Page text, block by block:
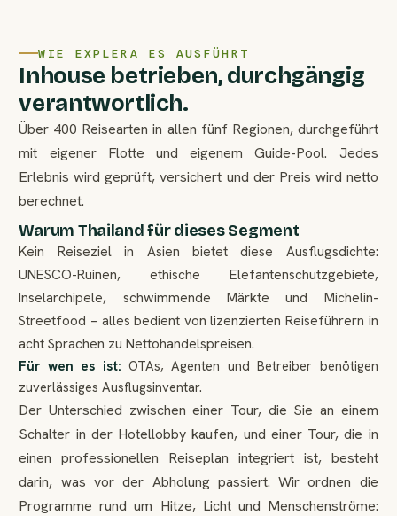
WIE EXPLERA ES AUSFÜHRT
Inhouse betrieben, durchgängig
verantwortlich.
Über 400 Reisearten in allen fünf Regionen, durchgeführt
mit eigener Flotte und eigenem Guide-Pool. Jedes
Erlebnis wird geprüft, versichert und der Preis wird netto
berechnet.
Warum Thailand für dieses Segment
Kein Reiseziel in Asien bietet diese Ausflugsdichte:
UNESCO-Ruinen, ethische Elefantenschutzgebiete,
Inselarchipele, schwimmende Märkte und Michelin-
Streetfood – alles bedient von lizenzierten Reiseführern in
acht Sprachen zu Nettohandelspreisen.
Für wen es ist: OTAs, Agenten und Betreiber benötigen
zuverlässiges Ausflugsinventar.
Der Unterschied zwischen einer Tour, die Sie an einem
Schalter in der Hotellobby kaufen, und einer Tour, die in
einen professionellen Reiseplan integriert ist, besteht
darin, was vor der Abholung passiert. Wir ordnen die
Programme rund um Hitze, Licht und Menschenströme: